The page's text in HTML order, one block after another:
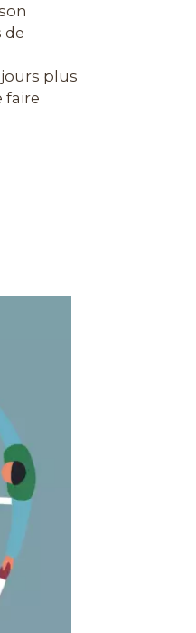
de
plus
faire